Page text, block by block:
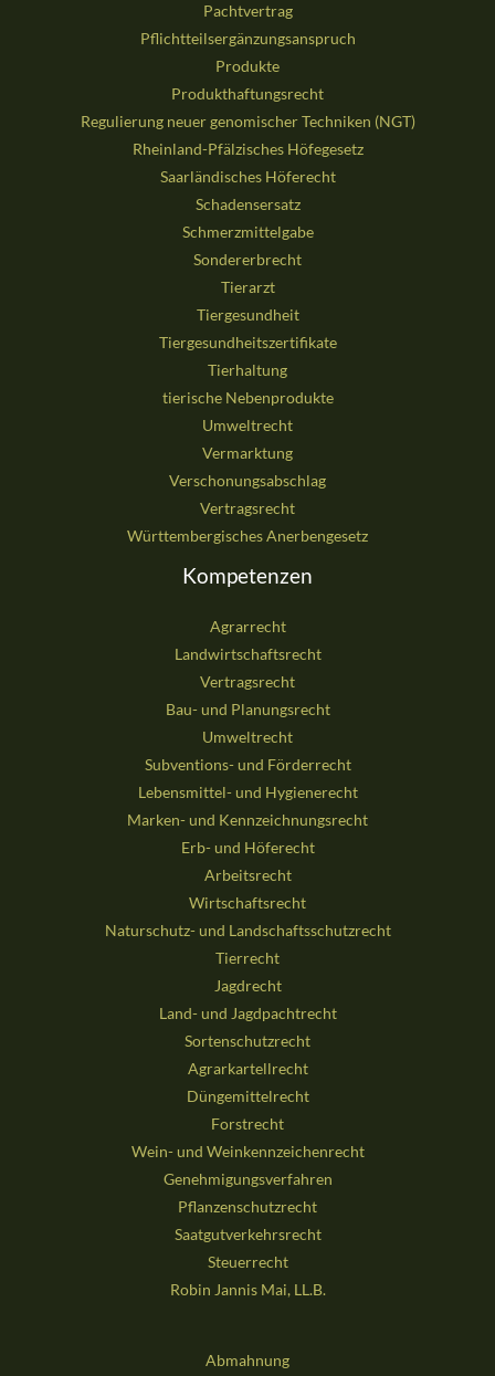
Pachtvertrag
Pflichtteilsergänzungsanspruch
Produkte
Produkthaftungsrecht
Regulierung neuer genomischer Techniken (NGT)
Rheinland-Pfälzisches Höfegesetz
Saarländisches Höferecht
Schadensersatz
Schmerzmittelgabe
Sondererbrecht
Tierarzt
Tiergesundheit
Tiergesundheitszertifikate
Tierhaltung
tierische Nebenprodukte
Umweltrecht
Vermarktung
Verschonungsabschlag
Vertragsrecht
Württembergisches Anerbengesetz
Kompetenzen
Agrarrecht
Landwirtschaftsrecht
Vertragsrecht
Bau- und Planungsrecht
Umweltrecht
Subventions- und Förderrecht
Lebensmittel- und Hygienerecht
Marken- und Kennzeichnungsrecht
Erb- und Höferecht
Arbeitsrecht
Wirtschaftsrecht
Naturschutz- und Landschaftsschutzrecht
Tierrecht
Jagdrecht
Land- und Jagdpachtrecht
Sortenschutzrecht
Agrarkartellrecht
Düngemittelrecht
Forstrecht
Wein- und Weinkennzeichenrecht
Genehmigungsverfahren
Pflanzenschutzrecht
Saatgutverkehrsrecht
Steuerrecht
Robin Jannis Mai, LL.B.
Abmahnung